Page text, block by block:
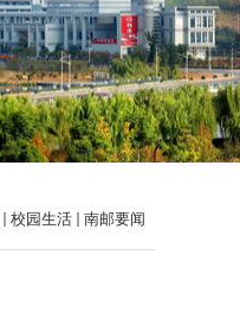
校园生活 南邮要闻